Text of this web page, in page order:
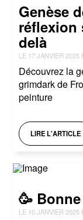
Genèse
réflexion
delà
LE 17 JANVIER 2025
Découvrez la
grimdark de
peinture
LIRE L'ARTICLE
🥳
LE 10 JANVIER 2025